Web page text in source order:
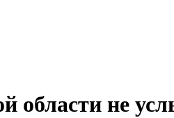
области не